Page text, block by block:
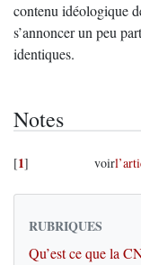
contenu idéologique
s’annoncer un peu
identiques.
Notes
[1] voir
RUBRIQUES
Qu’est ce que la